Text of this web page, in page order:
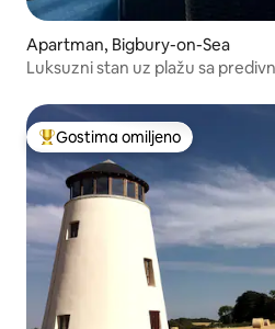
Apartman, Bigbury-on-Sea
Luksuzni stan uz plažu sa
Najuspešniji među gostima
Gostima omiljeno